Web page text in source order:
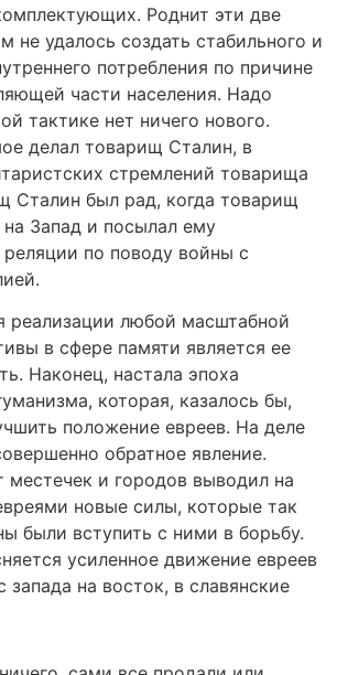
Роднит эти две
не удалось создать стабильного и
потребления по причине
части населения. Надо
тактике нет ничего нового.
делал товарищ Сталин, в
стремлений товарища
Сталин был рад, когда товарищ
на Запад и посылал ему
реляции по поводу войны с
реализации любой масштабной
в сфере памяти является ее
Наконец, настала эпоха
которая, казалось бы,
положение евреев. На деле
обратное явление.
местечек и городов выводил на
новые силы, которые так
были вступить с ними в борьбу.
усиленное движение евреев
запада на восток, в славянские